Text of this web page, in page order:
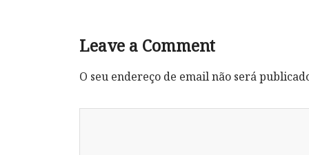
Leave a Comment
O seu endereço de email não será